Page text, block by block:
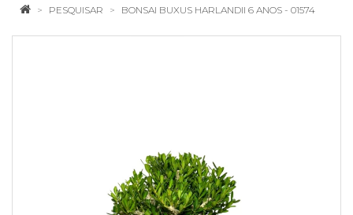
PESQUISAR BONSAI BUXUS HARLANDII 6 ANOS - 01574